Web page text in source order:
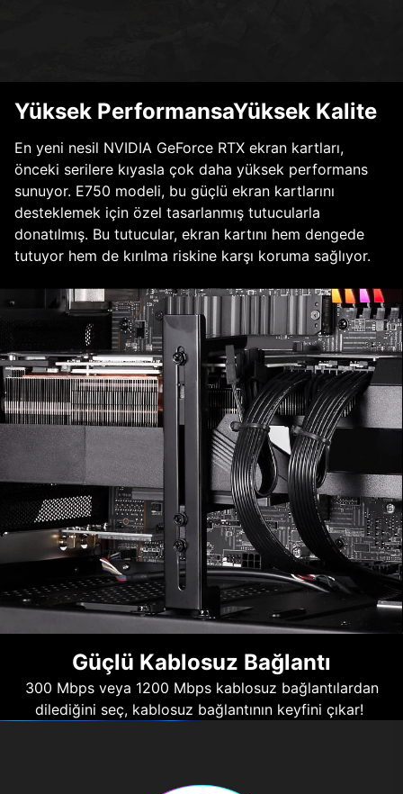
Yüksek PerformansaYüksek Kalite
En yeni nesil NVIDIA GeForce RTX ekran kartları,
önceki serilere kıyasla çok daha yüksek performans
sunuyor. E750 modeli, bu güçlü ekran kartlarını
desteklemek için özel tasarlanmış tutucularla
donatılmış. Bu tutucular, ekran kartını hem dengede
tutuyor hem de kırılma riskine karşı koruma sağlıyor.
Güçlü Kablosuz Bağlantı
300 Mbps veya 1200 Mbps kablosuz bağlantılardan
dilediğini seç, kablosuz bağlantının keyfini çıkar!